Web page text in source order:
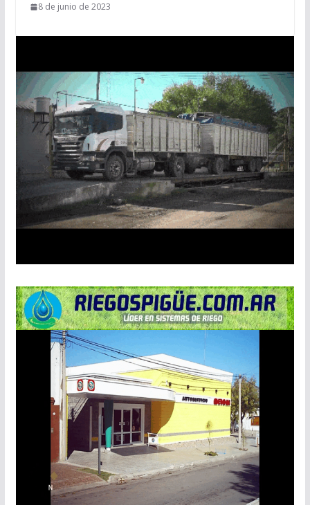
8 de junio de 2023